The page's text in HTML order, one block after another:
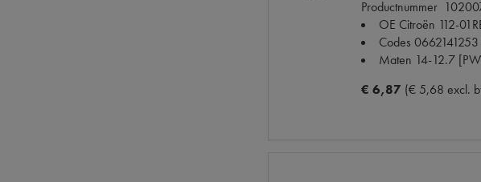
Productnummer
OE Citroën 112-
Codes
Maten 14-12.7
€ 6,87 (€ 5,68 excl.